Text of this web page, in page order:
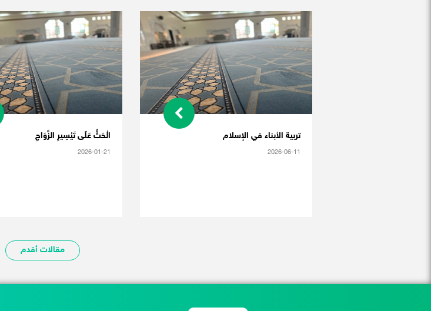
تربية الأبناء في الإسلام
2026-06-11
الْحَثُّ عَلَى تَيْسِيرِ الزَّوَاجِ
2026-01-21
مقالات أقدم